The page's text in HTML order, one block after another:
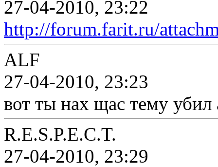
27-04-2010, 23:22
http://forum.farit.ru/
ALF
27-04-2010, 23:23
вот ты нах щас тему убил
R.E.S.P.E.C.T.
27-04-2010, 23:29